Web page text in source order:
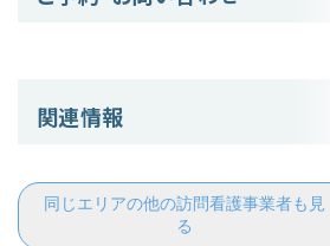
関連情報
同じエリアの他の訪問看護事業者も見
る